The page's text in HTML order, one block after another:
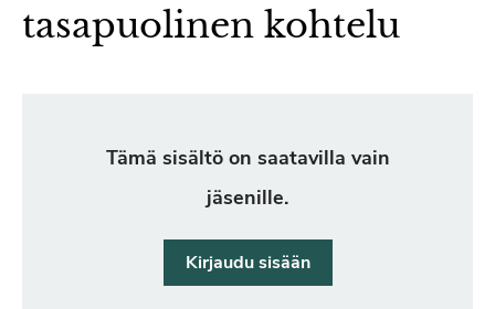
tasapuolinen kohtelu
Tämä sisältö on saatavilla vain
jäsenille.
Kirjaudu sisään